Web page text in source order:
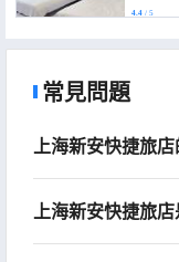
4.4 / 5
常見問題
上海新安快捷旅
上海新安快捷旅